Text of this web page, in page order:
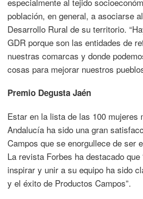
población, en general, a asociarse
Desarrollo Rural de su territorio.
GDR porque son las entidades de
nuestras comarcas y donde
cosas para mejorar nuestros
Premio Degusta Jaén
Estar en la lista de las 100 mujeres
Andalucía ha sido una gran
Campos que se enorgullece de ser
La revista Forbes ha destacado
inspirar y unir a su equipo ha sido
y el éxito de Productos Campos”.